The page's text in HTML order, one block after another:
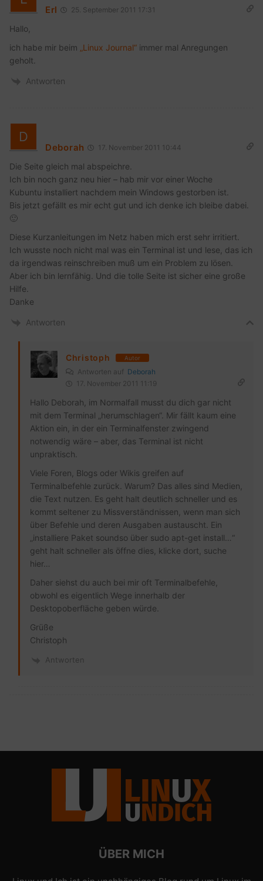
Erl 25. September 2011 17:31
Hallo,
ich habe mir beim
„Linux Journal“ immer mal Anregungen
geholt.
Antworten
Deborah 17. November 2011 10:44
Die Seite gleich mal abspeichre.
Ich bin noch ganz neu hier – hab mir vor einer Woche
Kubuntu installiert nachdem mein Windows gestorben ist.
Bis jetzt gefällt es mir echt gut und ich denke ich bleibe dabei.
🙂
Diese Kurzanleitungen im Netz haben mich erst sehr irritiert.
Ich wusste noch nicht mal was ein Terminal ist und lese, das ich
da irgendwas reinschreiben muß um ein Problem zu lösen.
Aber ich bin lernfähig. Und die tolle Seite ist sicher eine große
Hilfe.
Danke
Antworten
Christoph Autor
Antworten auf Deborah
17. November 2011 11:19
Hallo Deborah, im Normalfall musst du dich gar nicht
mit dem Terminal „herumschlagen“. Mir fällt kaum eine
Aktion ein, in der ein Terminalfenster zwingend
notwendig wäre – aber, das Terminal ist nicht
unpraktisch.
Viele Foren, Blogs oder Wikis greifen auf
Terminalbefehle zurück. Warum? Das alles sind Medien,
die Text nutzen. Es geht halt deutlich schneller und es
kommt seltener zu Missverständnissen, wenn man sich
über Befehle und deren Ausgaben austauscht. Ein
„installiere Paket soundso über sudo apt-get install…“
geht halt schneller als öffne dies, klicke dort, suche
hier…
Daher siehst du auch bei mir oft Terminalbefehle,
obwohl es eigentlich Wege innerhalb der
Desktopoberfläche geben würde.
Grüße
Christoph
Antworten
ÜBER MICH